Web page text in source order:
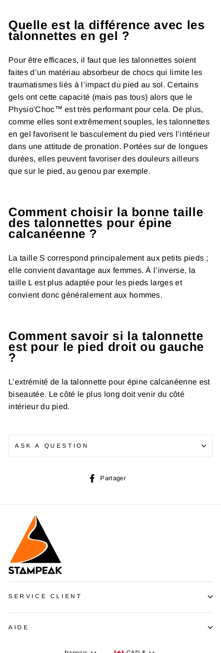
Quelle est la différence avec les
talonnettes en gel ?
Pour être efficaces, il faut que les talonnettes soient
faites d’un matériau absorbeur de chocs qui limite les
traumatismes liés à l’impact du pied au sol. Certains
gels ont cette capacité (mais pas tous) alors que le
Physio'Choc™ est très performant pour cela. De plus,
comme elles sont extrêmement souples, les talonnettes
en gel favorisent le basculement du pied vers l’intérieur
dans une attitude de pronation. Portées sur de longues
durées, elles peuvent favoriser des douleurs ailleurs
que sur le pied, au genou par exemple.
Comment choisir la bonne taille
des talonnettes pour épine
calcanéenne ?
La taille S correspond principalement aux petits pieds ;
elle convient davantage aux femmes. À l’inverse, la
taille L est plus adaptée pour les pieds larges et
convient donc généralement aux hommes.
Comment savoir si la talonnette
est pour le pied droit ou gauche
?
L’extrémité de la talonnette pour épine calcanéenne est
biseautée. Le côté le plus long doit venir du côté
intérieur du pied.
ASK A QUESTION
Partager
Facebook
SERVICE CLIENT
AIDE